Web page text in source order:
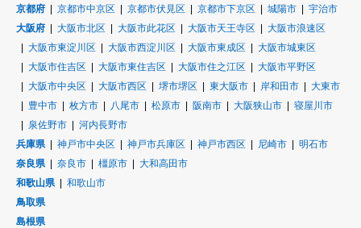
京都府
京都市中京区 京都市伏見区 京都市下京区 城陽市
宇治市
大阪府
大阪市北区 大阪市此花区 大阪市天王寺区
大阪市浪速区
大阪市東淀川区
大阪市西淀川区 大阪市東成区
大阪市城東区
大阪市住吉区
大阪市東住吉区 大阪市住之江区
大阪市平野区
大阪市中央区
大阪市西区 堺市堺区 東大阪市 岸和田市
大東市
豊中市
枚方市 八尾市 松原市 阪南市 大阪狭山市
寝屋川市
泉佐野市
河内長野市
兵庫県
神戸市中央区 神戸市兵庫区 神戸市西区 尼崎市
明石市
奈良県
奈良市 橿原市
大和高田市
和歌山県
和歌山市
鳥取県
島根県